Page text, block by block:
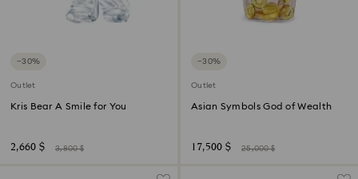
−30%
Outlet
Kris Bear A Smile for You
2,660 $ 3,800 $
−30%
Outlet
Asian Symbols God of Wealth
17,500 $ 25,000 $